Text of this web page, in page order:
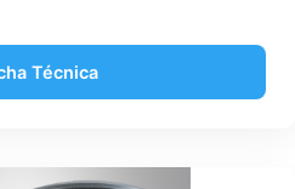
Técnica